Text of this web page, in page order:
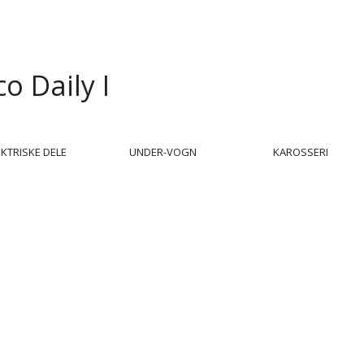
Daily I
DELE UNDER-VOGN KAROSSERI